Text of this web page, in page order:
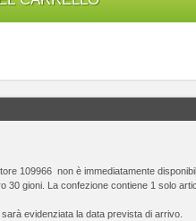
109966 non è immediatamente
30 gioni. La confezione contiene 1 solo
evidenziata la data prevista di arrivo.